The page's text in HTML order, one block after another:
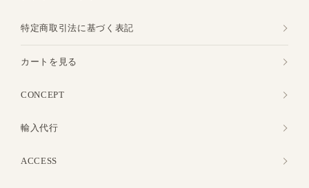
特定商取引法に基づく表記
カートを見る
CONCEPT
輸入代行
ACCESS